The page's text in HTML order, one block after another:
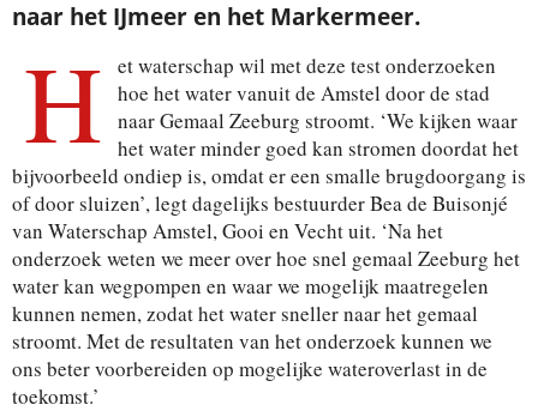
naar het IJmeer en het Markermeer.
H
et waterschap wil met deze test onderzoeken
hoe het water vanuit de Amstel door de stad
naar Gemaal Zeeburg stroomt. ‘We kijken waar
het water minder goed kan stromen doordat het
bijvoorbeeld ondiep is, omdat er een smalle brugdoorgang is
of door sluizen’, legt dagelijks bestuurder Bea de Buisonjé
van Waterschap Amstel, Gooi en Vecht uit. ‘Na het
onderzoek weten we meer over hoe snel gemaal Zeeburg het
water kan wegpompen en waar we mogelijk maatregelen
kunnen nemen, zodat het water sneller naar het gemaal
stroomt. Met de resultaten van het onderzoek kunnen we
ons beter voorbereiden op mogelijke wateroverlast in de
toekomst.’